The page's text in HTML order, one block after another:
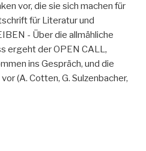
vor, die sie sich machen für
für Literatur und
- Über die allmähliche
ergeht der OPEN CALL,
ins Gespräch, und die
(A. Cotten, G. Sulzenbacher,